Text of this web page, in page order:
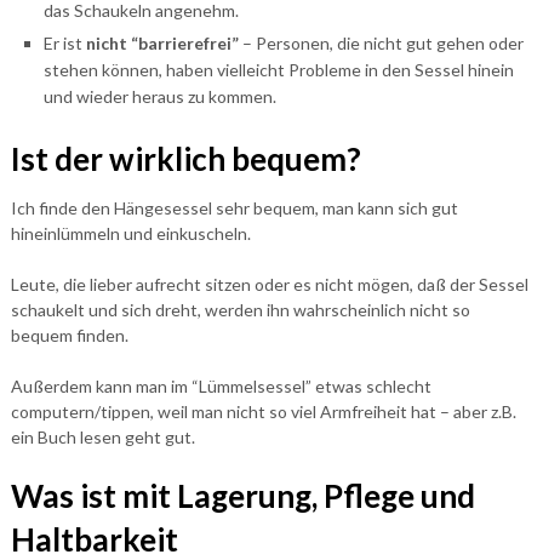
das Schaukeln angenehm.
Er ist nicht “barrierefrei”– Personen, die nicht gut gehen oder
stehen können, haben vielleicht Probleme in den Sessel hinein
und wieder heraus zu kommen.
Ist der wirklich bequem?
Ich finde den Hängesessel sehr bequem, man kann sich gut
hineinlümmeln und einkuscheln.
Leute, die lieber aufrecht sitzen oder es nicht mögen, daß der Sessel
schaukelt und sich dreht, werden ihn wahrscheinlich nicht so
bequem finden.
Außerdem kann man im “Lümmelsessel” etwas schlecht
computern/tippen, weil man nicht so viel Armfreiheit hat – aber z.B.
ein Buch lesen geht gut.
Was ist mit Lagerung, Pflege und
Haltbarkeit